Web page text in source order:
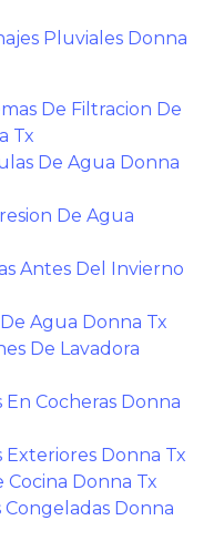
Pluviales Donna
De Filtracion De
Tx
De Agua Donna
De Agua
Antes Del Invierno
Agua Donna Tx
De Lavadora
Cocheras Donna
Exteriores Donna Tx
Cocina Donna Tx
Donna